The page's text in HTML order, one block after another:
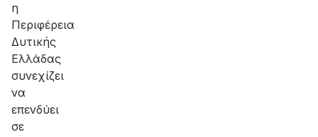
η
Περιφέρεια
Δυτικής
Ελλάδας
συνεχίζει
να
επενδύει
σε